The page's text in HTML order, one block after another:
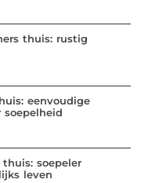
thuis: rustig
eenvoudige
soepelheid
soepeler
leven